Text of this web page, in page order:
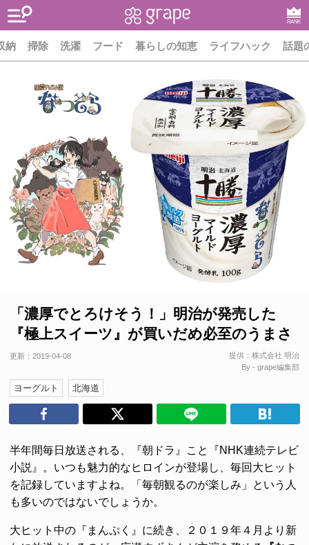
RANK
納 掃除 洗濯 フード 暮らしの知恵 ライフハック 話題
「濃厚でとろけそう！」明治が発売した
『極上スイーツ』が買いだめ必至のうまさ
更新： 2019-04-08 提供： 株式会社 明治
By - grape編集部
ヨーグルト 北海道
半年間毎日放送される、『朝ドラ』こと『NHK連続テレビ
小説』。いつも魅力的なヒロインが登場し、毎回大ヒット
を記録していますよね。「毎朝観るのが楽しみ」という人
も多いのではないでしょうか。
大ヒット中の『まんぷく』に続き、２０１９年４月より新